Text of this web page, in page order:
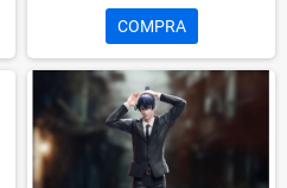
COMPRA